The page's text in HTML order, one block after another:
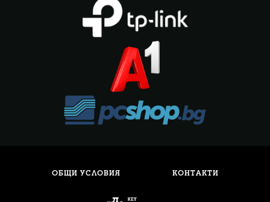
ОБЩИ УСЛОВИЯ КОНТАКТИ